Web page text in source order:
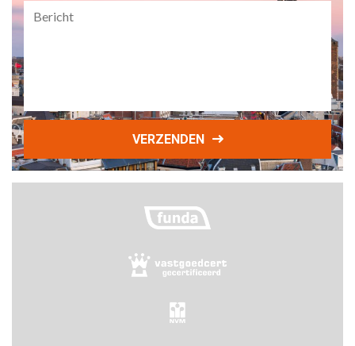
VERZENDEN